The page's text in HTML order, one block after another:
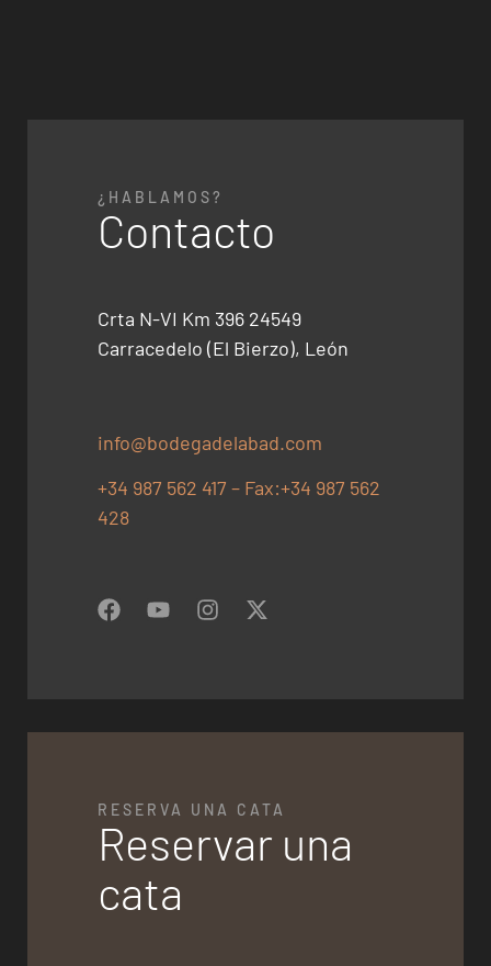
¿HABLAMOS?
Contacto
Crta N-VI Km 396 24549
Carracedelo (El Bierzo), León
info@bodegadelabad.com
+34 987 562 417 – Fax:+34 987 562
428
RESERVA UNA CATA
Reservar una
cata